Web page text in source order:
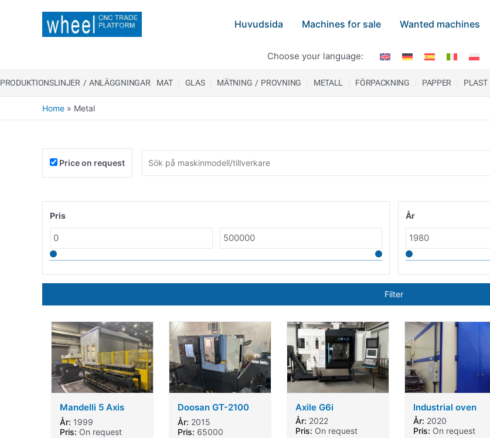
Huvudsida Machines for sale Wanted machines
Choose your language:
PRODUKTIONSLINJER / ANLÄGGNINGAR MAT GLAS MÄTNING / PROVNING METALL FÖRPACKNING PAPPER PLAST
Home » Metal
Price on request
Pris År
Filter
Mandelli 5 Axis
Twin Pallet
Machining Centre
År: 1999
Pris: On request
Doosan GT-2100
CNC machine 8
År: 2015
Pris: 65000
Axile G6i
År: 2022
Pris: On request
Industrial oven
År: 2020
Pris: On request